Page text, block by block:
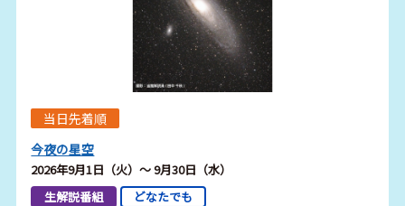
当日先着順
今夜の星空
2026年9月1日（火）～ 9月30日（水）
生解説番組
どなたでも